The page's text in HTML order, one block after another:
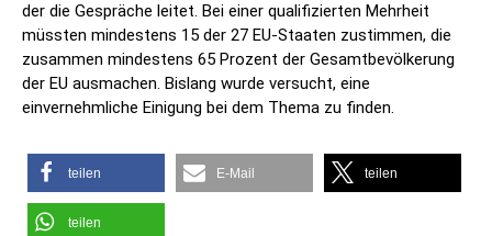
der die Gespräche leitet. Bei einer qualifizierten Mehrheit
müssten mindestens 15 der 27 EU-Staaten zustimmen, die
zusammen mindestens 65 Prozent der Gesamtbevölkerung
der EU ausmachen. Bislang wurde versucht, eine
einvernehmliche Einigung bei dem Thema zu finden.
teilen E-Mail teilen
teilen